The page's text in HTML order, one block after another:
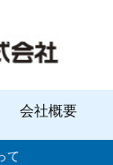
会社概要
て